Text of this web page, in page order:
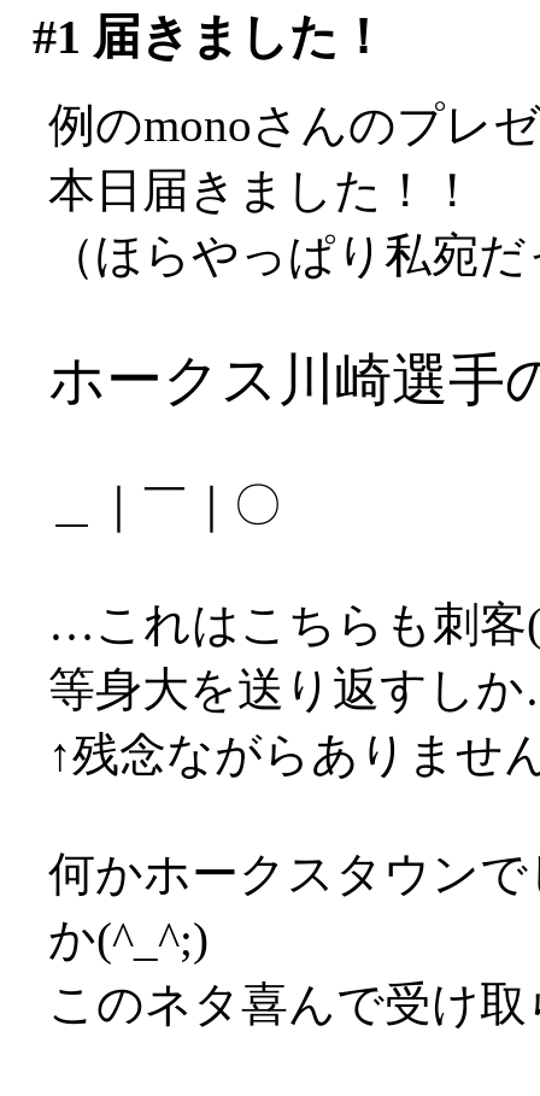
#1 届きました！
例のmonoさんのプレ
本日届きました！！
（ほらやっぱり私宛
ホークス川崎選手
＿｜￣｜〇
…これはこちらも刺客
等身大を送り返すし
↑残念ながらありませ
何かホークスタウン
か(^_^;)
このネタ喜んで受け